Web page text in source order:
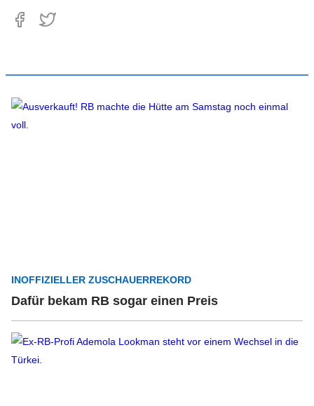
INOFFIZIELLER ZUSCHAUERREKORD
Dafür bekam RB sogar einen Preis